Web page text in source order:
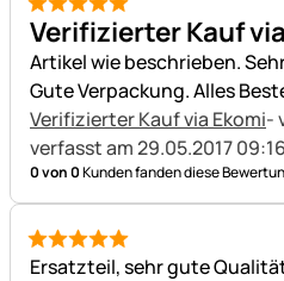
5 von 5
Verifizierter Kauf
Artikel wie beschrieben.
Gute Verpackung. Alles
Verifizierter Kauf via Ekomi-
verfasst am 29.05.2017
0 von 0Kunden fanden diese
5 von 5
Ersatzteil, sehr gute